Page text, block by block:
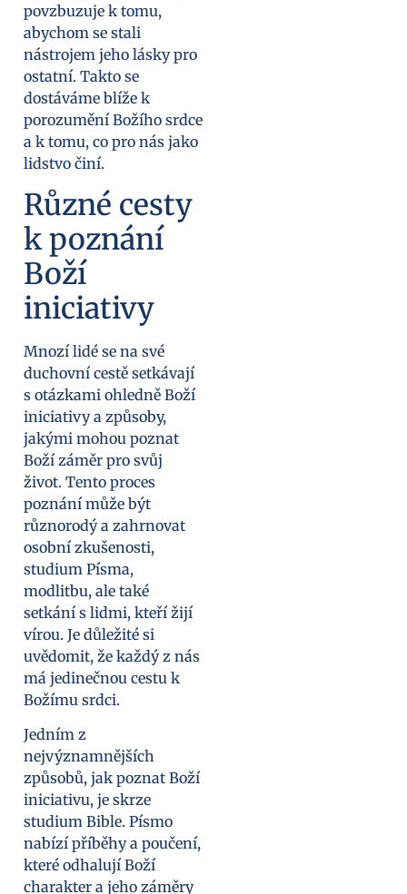
povzbuzuje k tomu,
abychom se stali
nástrojem jeho lásky pro
ostatní. Takto se
dostáváme blíže k
porozumění Božího srdce
a k tomu, co pro nás jako
lidstvo činí.
Různé cesty
k poznání
Boží
iniciativy
Mnozí lidé se na své
duchovní cestě setkávají
s otázkami ohledně Boží
iniciativy a způsoby,
jakými mohou poznat
Boží záměr pro svůj
život. Tento proces
poznání může být
různorodý a zahrnovat
osobní zkušenosti,
studium Písma,
modlitbu, ale také
setkání s lidmi, kteří žijí
vírou. Je důležité si
uvědomit, že každý z nás
má jedinečnou cestu k
Božímu srdci.
Jedním z
nejvýznamnějších
způsobů, jak poznat Boží
iniciativu, je skrze
studium Bible. Písmo
nabízí příběhy a poučení,
které odhalují Boží
charakter a jeho záměry